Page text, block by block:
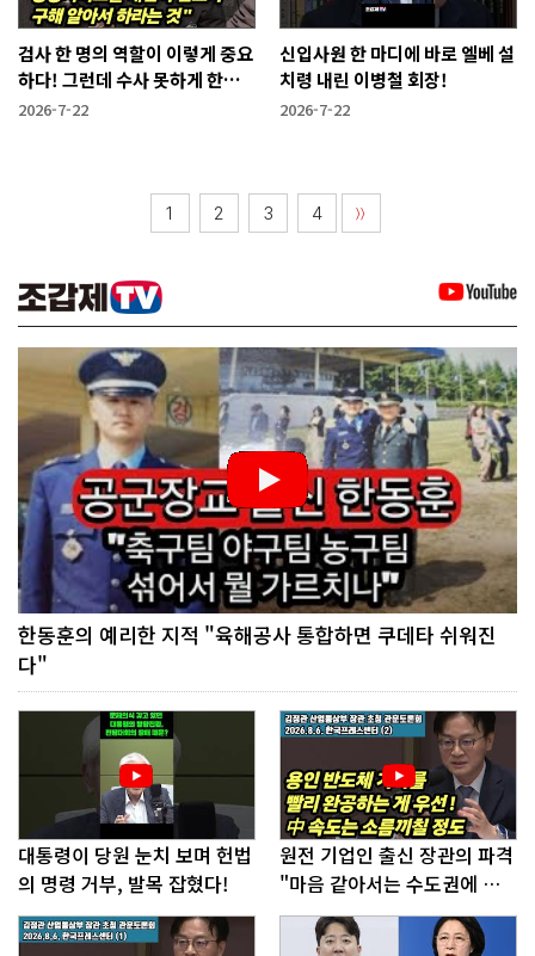
검사 한 명의 역할이 이렇게 중요
하다! 그런데 수사 못하게 한다
고?
2026-7-22
신입사원 한 마디에 바로 엘베 설
치령 내린 이병철 회장!
2026-7-22
1 2 3 4 〉〉
한동훈의 예리한 지적 "육해공사 통합하면 쿠데타 쉬워진
다"
대통령이 당원 눈치 보며 헌법
의 명령 거부, 발목 잡혔다!
원전 기업인 출신 장관의 파격
"마음 같아서는 수도권에 원
전 짓고싶다"